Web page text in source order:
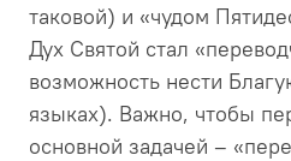
таковой) и «чудом
Дух Святой стал
возможность нести
языках). Важно, чтобы
основной задачей –